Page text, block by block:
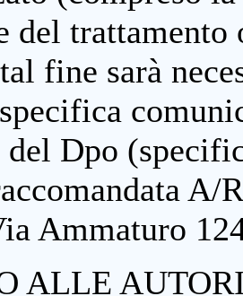
del trattamento
fine sarà
Dpo
Ammaturo
ALLE